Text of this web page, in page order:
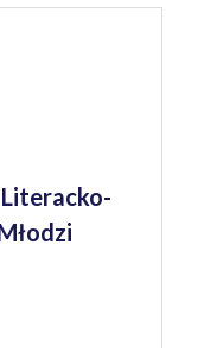
Literacko-